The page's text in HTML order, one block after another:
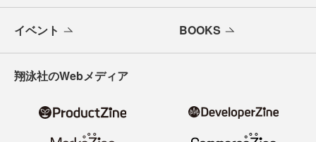
イベント BOOKS
翔泳社のWebメディア